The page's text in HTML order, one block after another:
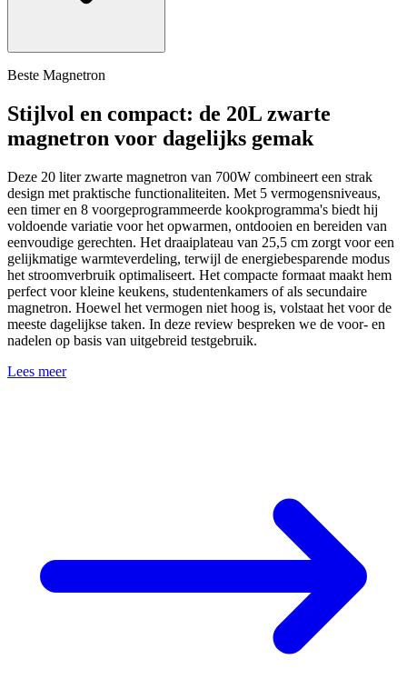
Beste Magnetron
Stijlvol en compact: de 20L zwarte
magnetron voor dagelijks gemak
Deze 20 liter zwarte magnetron van 700W combineert een strak
design met praktische functionaliteiten. Met 5 vermogensniveaus,
een timer en 8 voorgeprogrammeerde kookprogramma's biedt hij
voldoende variatie voor het opwarmen, ontdooien en bereiden van
eenvoudige gerechten. Het draaiplateau van 25,5 cm zorgt voor een
gelijkmatige warmteverdeling, terwijl de energiebesparende modus
het stroomverbruik optimaliseert. Het compacte formaat maakt hem
perfect voor kleine keukens, studentenkamers of als secundaire
magnetron. Hoewel het vermogen niet hoog is, volstaat het voor de
meeste dagelijkse taken. In deze review bespreken we de voor- en
nadelen op basis van uitgebreid testgebruik.
Lees meer